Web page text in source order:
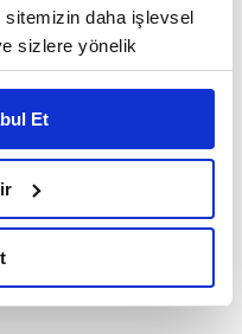
sitemizin daha işlevsel
sizlere yönelik
amaçlarıyla
paneli vasıtasıyla
detaylı bilgi için
Bilgilendirme
Et